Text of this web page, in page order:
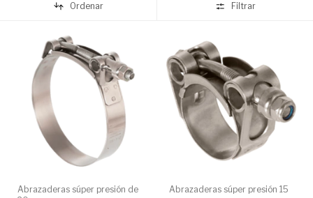
Ordenar Filtrar
Abrazaderas súper presión de
Abrazaderas súper presión 15